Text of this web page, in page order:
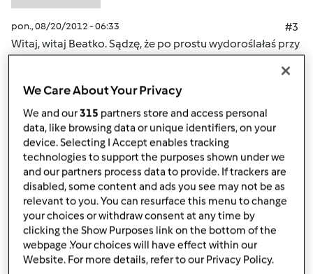
pon., 08/20/2012 - 06:33
#3
Witaj, witaj Beatko. Sądzę, że po prostu wydoroślałaś przy
thermomixie, masz swoją rodzne i wiesz z doswiadczenia
co to jest w kuchni Thermomix. Brawo ! Działaj! Czekamy
na Twoje przepisy.
Góra strony
Zalogujlub zarejestruj sięaby dodawać
komentarze
magi1 (niezweryfikowany)
We Care About Your Privacy
We and our315 partners store and access personal
data, like browsing data or unique identifiers, on your
device. Selecting I Accept enables tracking
technologies to support the purposes shown under we
and our partners process data to provide. If trackers are
disabled, some content and ads you see may not be as
relevant to you. You can resurface this menu to change
your choices or withdraw consent at any time by
clicking the Show Purposes link on the bottom of the
webpage .Your choices will have effect within our
Website. For more details, refer to our Privacy Policy.